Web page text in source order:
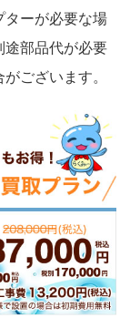
ーが必要な場
途部品代が必要
がございます。